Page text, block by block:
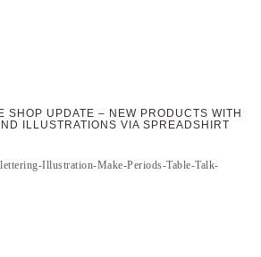
SHOP UPDATE – NEW PRODUCTS WITH
ILLUSTRATIONS VIA SPREADSHIRT